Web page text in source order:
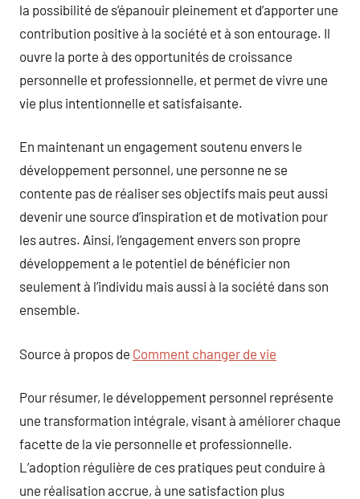
la possibilité de s’épanouir pleinement et d’apporter une
contribution positive à la société et à son entourage. Il
ouvre la porte à des opportunités de croissance
personnelle et professionnelle, et permet de vivre une
vie plus intentionnelle et satisfaisante.
En maintenant un engagement soutenu envers le
développement personnel, une personne ne se
contente pas de réaliser ses objectifs mais peut aussi
devenir une source d’inspiration et de motivation pour
les autres. Ainsi, l’engagement envers son propre
développement a le potentiel de bénéficier non
seulement à l’individu mais aussi à la société dans son
ensemble.
Source à propos de Comment changer de vie
Pour résumer, le développement personnel représente
une transformation intégrale, visant à améliorer chaque
facette de la vie personnelle et professionnelle.
L’adoption régulière de ces pratiques peut conduire à
une réalisation accrue, à une satisfaction plus